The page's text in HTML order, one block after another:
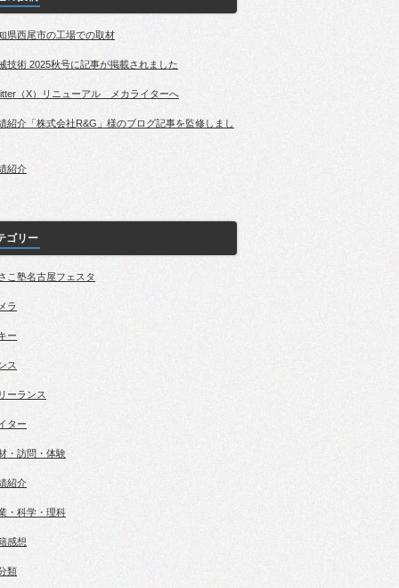
県西尾市の工場での取材
技術 2025秋号に記事が掲載されました
（X）リニューアル メカライターへ
紹介「株式会社R&G」様のブログ記事を監修しまし
紹介
ゴリー
こ塾名古屋フェスタ
ラ
ー
ス
ーランス
ター
・訪問・体験
紹介
・科学・理科
感想
類